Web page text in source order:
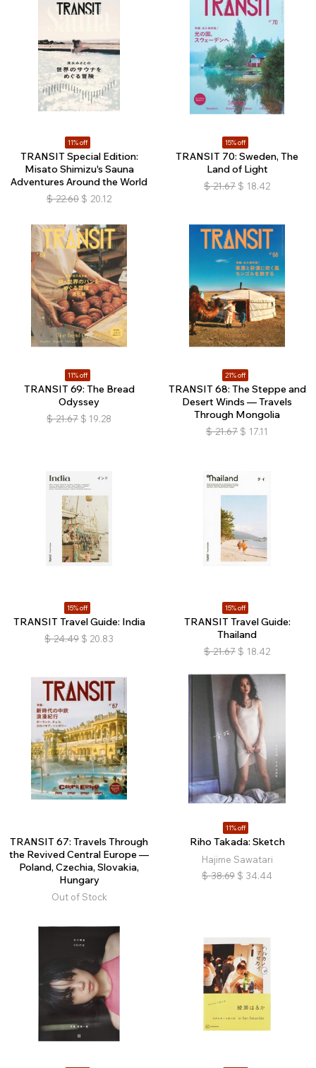
11% off
TRANSIT Special Edition:
Misato Shimizu's Sauna
Adventures Around the World
$ 22.60 $ 20.12
15% off
TRANSIT 70: Sweden, The
Land of Light
$ 21.67 $ 18.42
11% off
TRANSIT 69: The Bread
Odyssey
$ 21.67 $ 19.28
21% off
TRANSIT 68: The Steppe and
Desert Winds — Travels
Through Mongolia
$ 21.67 $ 17.11
15% off
TRANSIT Travel Guide: India
$ 24.49 $ 20.83
15% off
TRANSIT Travel Guide:
Thailand
$ 21.67 $ 18.42
TRANSIT 67: Travels Through
the Revived Central Europe —
Poland, Czechia, Slovakia,
Hungary
Out of Stock
11% off
Riho Takada: Sketch
Hajime Sawatari
$ 38.69 $ 34.44